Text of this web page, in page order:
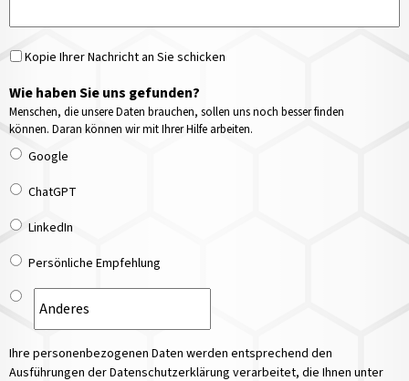
Kopie Ihrer Nachricht an Sie schicken
Wie haben Sie uns gefunden?
Menschen, die unsere Daten brauchen, sollen uns noch besser finden
können. Daran können wir mit Ihrer Hilfe arbeiten.
Google
ChatGPT
LinkedIn
Persönliche Empfehlung
Ihre personenbezogenen Daten werden entsprechend den
Ausführungen der Datenschutzerklärung verarbeitet, die Ihnen unter